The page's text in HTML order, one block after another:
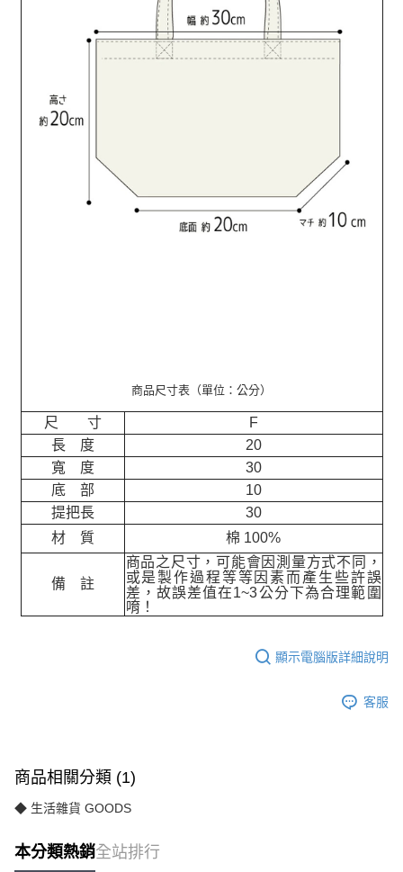
商品尺寸表（單位：公分）
尺 寸
F
長 度
20
寬 度
30
底 部
10
提把長
30
材 質
棉 100%
備 註
商品之尺寸，可能會因測量方式不同，
或是製作過程等等因素而產生些許誤
差，故誤差值在1~3公分下為合理範圍
唷！
顯示電腦版詳細說明
客服
商品相關分類 (1)
◆ 生活雜貨 GOODS
本分類熱銷全站排行